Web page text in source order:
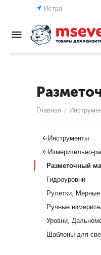
Истра
Главная /
Инструменты
Измерительно-
Разметочный
Гидроуровни
Рулетки,
Ручные
Уровни,
Шаблоны для